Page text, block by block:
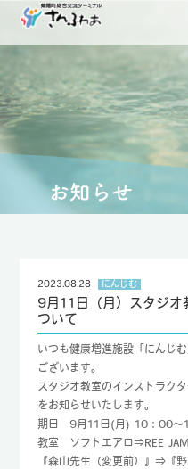
さ
お食
健康増進
TEL :
FAX :
2023.08.28 にんじむ
9月11日（月）スタジオ
ついて
いつも健康増進施設「にんじ
ございます。
スタジオ教室のインストラク
をお知らせいたします。
期日 9月11日(月) 10：00～
教室 ソフトエアロ⇒REE JAM
『森山先生（変更前）』⇒『